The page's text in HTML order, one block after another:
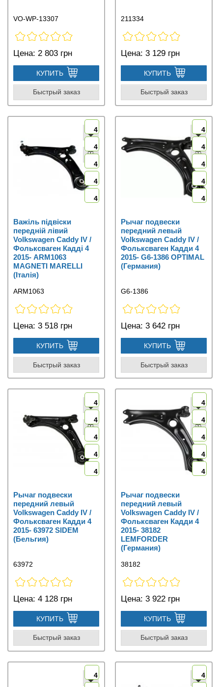
VO-WP-13307
Цена: 2 803 грн
КУПИТЬ
Быстрый заказ
211334
Цена: 3 129 грн
КУПИТЬ
Быстрый заказ
4
4
4
4
4
Важіль підвіски
передній лівий
Volkswagen Caddy IV /
Фольксваген Кадді 4
2015- ARM1063
MAGNETI MARELLI
(Італія)
ARM1063
Цена: 3 518 грн
КУПИТЬ
Быстрый заказ
4
4
4
4
4
Рычаг подвески
передний левый
Volkswagen Caddy IV /
Фольксваген Кадди 4
2015- G6-1386 OPTIMAL
(Германия)
G6-1386
Цена: 3 642 грн
КУПИТЬ
Быстрый заказ
4
4
4
4
4
Рычаг подвески
передний левый
Volkswagen Caddy IV /
Фольксваген Кадди 4
2015- 63972 SIDEM
(Бельгия)
63972
Цена: 4 128 грн
КУПИТЬ
Быстрый заказ
4
4
4
4
4
Рычаг подвески
передний левый
Volkswagen Caddy IV /
Фольксваген Кадди 4
2015- 38182
LEMFORDER
(Германия)
38182
Цена: 3 922 грн
КУПИТЬ
Быстрый заказ
4 4